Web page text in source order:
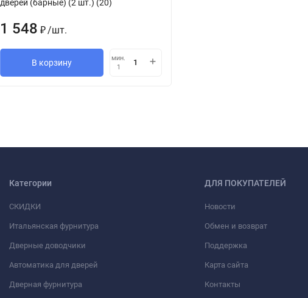
дверей (барные) (2 шт.) (20)
1 548 ₽ /шт.
В корзину
мин.
1
Категории
СКИДКИ
Итальянская фурнитура
Дверные доводчики
Автоматика для дверей
Дверная фурнитура
ДЛЯ ПОКУПАТЕЛЕЙ
Новости
Обмен и возврат
Поддержка
Карта сайта
Контакты